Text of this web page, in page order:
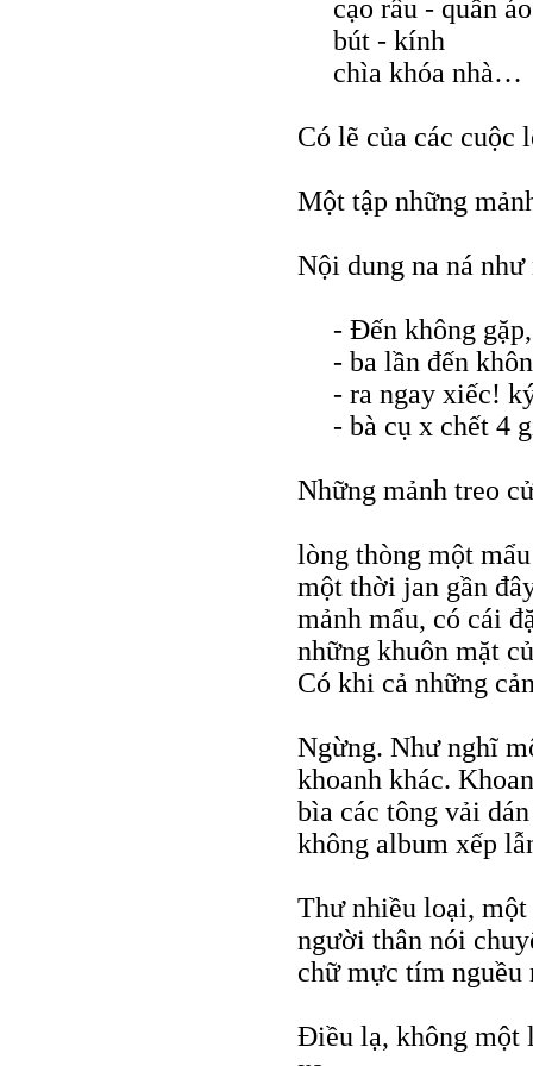
cạo râu - quần
bút - kính
chìa khóa nhà…
Có lẽ của các cuộc
Một tập những
Nội dung na ná như
- Đến không
- ba lần đến
- ra ngay xiếc!
- bà cụ x chết 4
Những mảnh treo
lòng thòng một
một thời jan gần
mảnh mẩu, có cái
những khuôn mặt
Có khi cả những
Ngừng. Như nghĩ
khoanh khác.
bìa các tông vải
không album xếp
Thư nhiều loại, một
người thân nói
chữ mực tím nguều
Điều lạ, không một